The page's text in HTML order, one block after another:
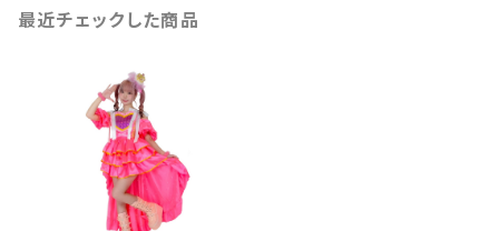
最近チェックした商品